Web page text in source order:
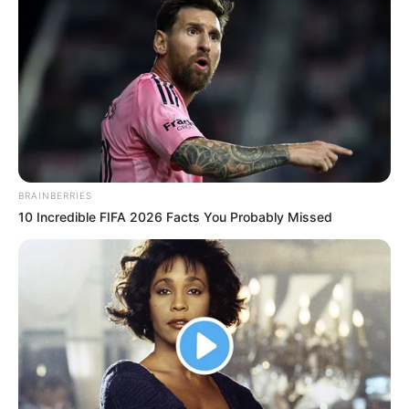
BRAINBERRIES
10 Incredible FIFA 2026 Facts You Probably Missed